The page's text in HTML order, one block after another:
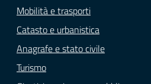
Mobilità e trasporti
Catasto e urbanistica
Anagrafe e stato civile
Turismo